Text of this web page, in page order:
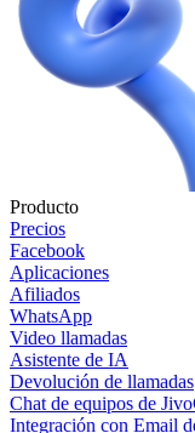
Producto
Precios
Facebook
Aplicaciones
Afiliados
WhatsApp
Video llamadas
Asistente de IA
Devolución de llamadas
Chat de equipos de
Integración con Email